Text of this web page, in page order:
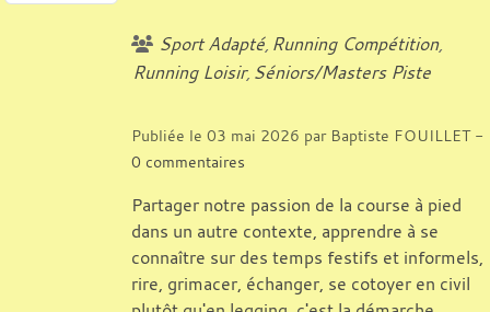
Sport Adapté Running Compétition
Running Loisir Séniors/Masters Piste
Publiée le 03 mai 2026 par Baptiste FOUILLET -
0 commentaires
Partager notre passion de la course à pied
dans un autre contexte, apprendre à se
connaître sur des temps festifs et informels,
rire, grimacer, échanger, se cotoyer en civil